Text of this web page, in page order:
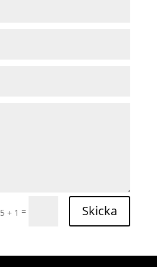
5 + 1 = Skicka